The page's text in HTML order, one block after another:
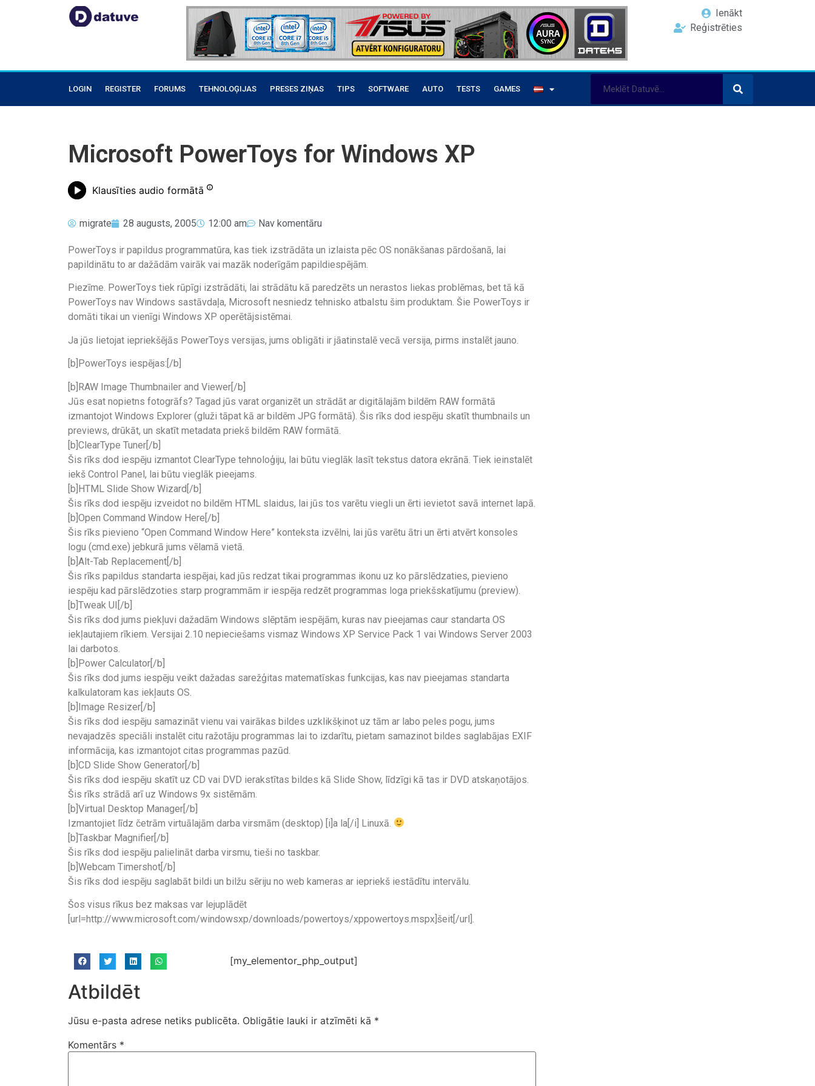
Ienākt
Reģistrēties
LOGIN REGISTER FORUMS TEHNOLOĢIJAS PRESES ZIŅAS TIPS SOFTWARE AUTO TESTS GAMES
Microsoft PowerToys for Windows XP
Klausīties audio formātā
migrate 28 augusts, 2005 12:00 am Nav komentāru
PowerToys ir papildus programmatūra, kas tiek izstrādāta un izlaista pēc OS nonākšanas pārdošanā, lai
papildinātu to ar dažādām vairāk vai mazāk noderīgām papildiespējām.
Piezīme. PowerToys tiek rūpīgi izstrādāti, lai strādātu kā paredzēts un nerastos liekas problēmas, bet tā kā
PowerToys nav Windows sastāvdaļa, Microsoft nesniedz tehnisko atbalstu šim produktam. Šie PowerToys ir
domāti tikai un vienīgi Windows XP operētājsistēmai.
Ja jūs lietojat iepriekšējās PowerToys versijas, jums obligāti ir jāatinstalē vecā versija, pirms instalēt jauno.
[b]PowerToys iespējas:[/b]
[b]RAW Image Thumbnailer and Viewer[/b]
Jūs esat nopietns fotogrāfs? Tagad jūs varat organizēt un strādāt ar digitālajām bildēm RAW formātā
izmantojot Windows Explorer (gluži tāpat kā ar bildēm JPG formātā). Šis rīks dod iespēju skatīt thumbnails un
previews, drūkāt, un skatīt metadata priekš bildēm RAW formātā.
[b]ClearType Tuner[/b]
Šis rīks dod iespēju izmantot ClearType tehnoloģiju, lai būtu vieglāk lasīt tekstus datora ekrānā. Tiek ieinstalēt
iekš Control Panel, lai būtu vieglāk pieejams.
[b]HTML Slide Show Wizard[/b]
Šis rīks dod iespēju izveidot no bildēm HTML slaidus, lai jūs tos varētu viegli un ērti ievietot savā internet lapā.
[b]Open Command Window Here[/b]
Šis rīks pievieno “Open Command Window Here” konteksta izvēlni, lai jūs varētu ātri un ērti atvērt konsoles
logu (cmd.exe) jebkurā jums vēlamā vietā.
[b]Alt-Tab Replacement[/b]
Šis rīks papildus standarta iespējai, kad jūs redzat tikai programmas ikonu uz ko pārslēdzaties, pievieno
iespēju kad pārslēdzoties starp programmām ir iespēja redzēt programmas loga priekšskatījumu (preview).
[b]Tweak UI[/b]
Šis rīks dod jums piekļuvi dažadām Windows slēptām iespējām, kuras nav pieejamas caur standarta OS
iekļautajiem rīkiem. Versijai 2.10 nepieciešams vismaz Windows XP Service Pack 1 vai Windows Server 2003
lai darbotos.
[b]Power Calculator[/b]
Šis rīks dod jums iespēju veikt dažadas sarežģitas matematīskas funkcijas, kas nav pieejamas standarta
kalkulatoram kas iekļauts OS.
[b]Image Resizer[/b]
Šis rīks dod iespēju samazināt vienu vai vairākas bildes uzklikšķinot uz tām ar labo peles pogu, jums
nevajadzēs speciāli instalēt citu ražotāju programmas lai to izdarītu, pietam samazinot bildes saglabājas EXIF
informācija, kas izmantojot citas programmas pazūd.
[b]CD Slide Show Generator[/b]
Šis rīks dod iespēju skatīt uz CD vai DVD ierakstītas bildes kā Slide Show, līdzīgi kā tas ir DVD atskaņotājos.
Šis rīks strādā arī uz Windows 9x sistēmām.
[b]Virtual Desktop Manager[/b]
Izmantojiet līdz četrām virtuālajām darba virsmām (desktop) [i]a la[/i] Linuxā.
[b]Taskbar Magnifier[/b]
Šis rīks dod iespēju palielināt darba virsmu, tieši no taskbar.
[b]Webcam Timershot[/b]
Šis rīks dod iespēju saglabāt bildi un bilžu sēriju no web kameras ar iepriekš iestādītu intervālu.
Šos visus rīkus bez maksas var lejuplādēt
[url=http://www.microsoft.com/windowsxp/downloads/powertoys/xppowertoys.mspx]šeit[/url].
[my_elementor_php_output]
Atbildēt
Jūsu e-pasta adrese netiks publicēta. Obligātie lauki ir atzīmēti kā *
Komentārs *